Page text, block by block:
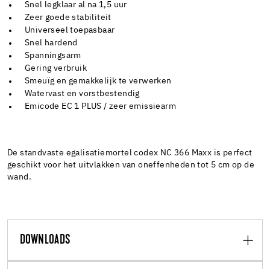
Snel legklaar al na 1,5 uur
Zeer goede stabiliteit
Universeel toepasbaar
Snel hardend
Spanningsarm
Gering verbruik
Smeuïg en gemakkelijk te verwerken
Watervast en vorstbestendig
Emicode EC 1 PLUS / zeer emissiearm
De standvaste egalisatiemortel codex NC 366 Maxx is perfect
geschikt voor het uitvlakken van oneffenheden tot 5 cm op de
wand.
DOWNLOADS